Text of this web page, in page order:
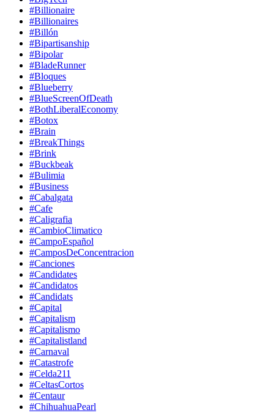
#Billionaire
#Billionaires
#Billón
#Bipartisanship
#Bipolar
#BladeRunner
#Bloques
#Blueberry
#BlueScreenOfDeath
#BothLiberalEconomy
#Botox
#Brain
#BreakThings
#Brink
#Buckbeak
#Bulimia
#Business
#Cabalgata
#Cafe
#Caligrafia
#CambioClimatico
#CampoEspañol
#CamposDeConcentracion
#Canciones
#Candidates
#Candidatos
#Candidats
#Capital
#Capitalism
#Capitalismo
#Capitalistland
#Carnaval
#Catastrofe
#Celda211
#CeltasCortos
#Centaur
#ChihuahuaPearl